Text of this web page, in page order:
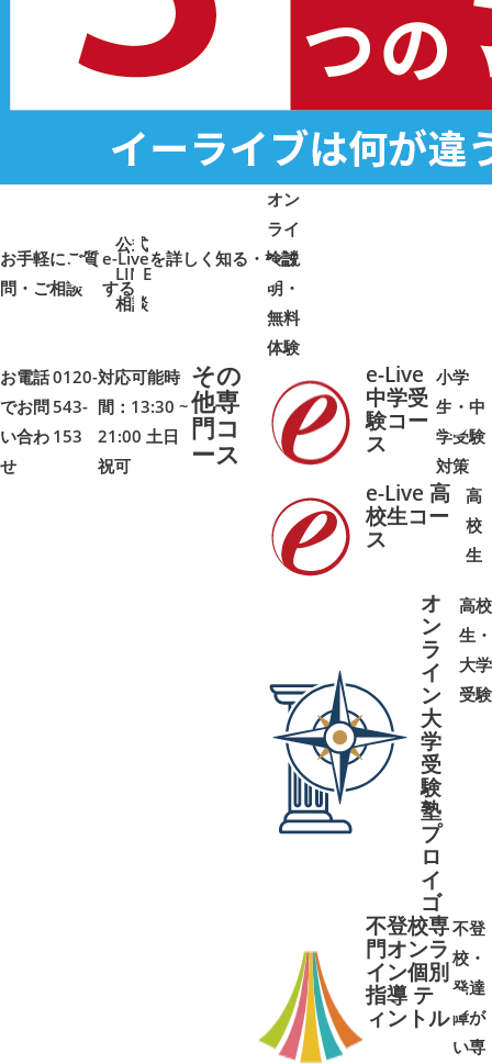
公式
LINE
相談
お手軽にご質
問・ご相談➜ ➜
オン
ライ
ン説
明・
無料
体験
e-Liveを詳しく知る・検討
する
➜➜
お電話
でお問
い合わ
せ
0120-
543-
153
対応可能時
間：13:30 ~
21:00 土日
祝可
その
他専
門コ
ース
e-Live
中学受
験コー
ス
小学
生・中
学受験
対策
➜➜
e-Live 高
校生コー
ス
高
校
生
➜➜
オ
ン
ラ
イ
ン
大
学
受
験
塾
プ
ロ
イ
ゴ
高校
生・
大学
受験
不登校専
門オンラ
イン個別
指導 テ
ィントル
不登
校・
発達
障が
い専
➜➜